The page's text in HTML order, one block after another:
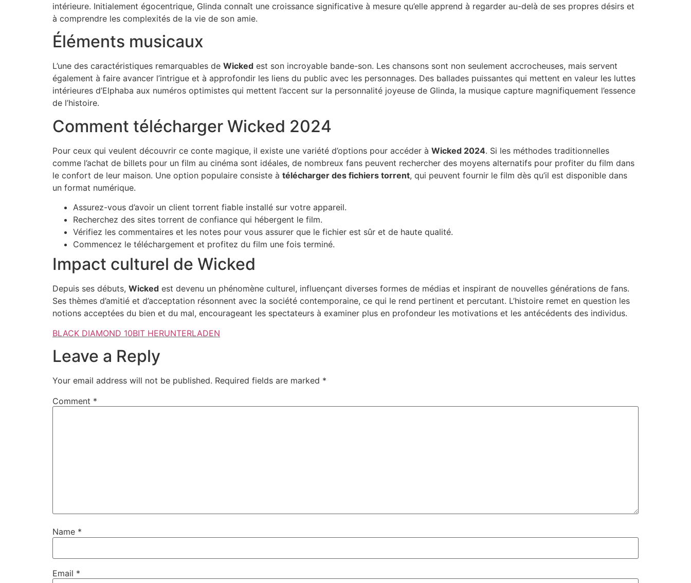
intérieure. Initialement égocentrique, Glinda connaît une croissance significative à mesure qu’elle apprend à regarder au-delà de ses propres désirs et
à comprendre les complexités de la vie de son amie.
Éléments musicaux
L’une des caractéristiques remarquables de Wicked est son incroyable bande-son. Les chansons sont non seulement accrocheuses, mais servent
également à faire avancer l’intrigue et à approfondir les liens du public avec les personnages. Des ballades puissantes qui mettent en valeur les luttes
intérieures d’Elphaba aux numéros optimistes qui mettent l’accent sur la personnalité joyeuse de Glinda, la musique capture magnifiquement l’essence
de l’histoire.
Comment télécharger Wicked 2024
Pour ceux qui veulent découvrir ce conte magique, il existe une variété d’options pour accéder à Wicked 2024. Si les méthodes traditionnelles
comme l’achat de billets pour un film au cinéma sont idéales, de nombreux fans peuvent rechercher des moyens alternatifs pour profiter du film dans
le confort de leur maison. Une option populaire consiste à télécharger des fichiers torrent, qui peuvent fournir le film dès qu’il est disponible dans
un format numérique.
Assurez-vous d’avoir un client torrent fiable installé sur votre appareil.
Recherchez des sites torrent de confiance qui hébergent le film.
Vérifiez les commentaires et les notes pour vous assurer que le fichier est sûr et de haute qualité.
Commencez le téléchargement et profitez du film une fois terminé.
Impact culturel de Wicked
Depuis ses débuts, Wicked est devenu un phénomène culturel, influençant diverses formes de médias et inspirant de nouvelles générations de fans.
Ses thèmes d’amitié et d’acceptation résonnent avec la société contemporaine, ce qui le rend pertinent et percutant. L’histoire remet en question les
notions acceptées du bien et du mal, encourageant les spectateurs à examiner plus en profondeur les motivations et les antécédents des individus.
BLACK DIAMOND 10BIT HERUNTERLADEN
Leave a Reply
Your email address will not be published. Required fields are marked *
Comment *
Name *
Email *